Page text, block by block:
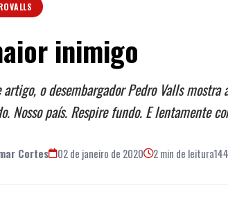
inimigo
artigo, o desembargador Pedro Valls
Nosso país. Respire fundo. E lentamente
Cortes 02 de janeiro de 2020 2 min de leitura